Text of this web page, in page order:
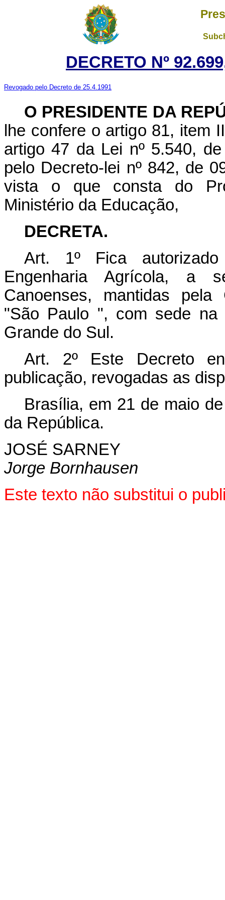
DECRETO Nº
Revogado pelo Decreto de 25.4.1991
O PRESIDENTE DA
lhe confere o artigo 81, item
artigo 47 da Lei nº 5.540,
pelo Decreto-lei nº 842, de
vista o que consta do
Ministério da Educação,
DECRETA.
Art. 1º Fica
Engenharia Agrícola, a
Canoenses, mantidas pela
"São Paulo ", com sede
Grande do Sul.
Art. 2º Este Decreto
publicação, revogadas as
Brasília, em 21 de maio
da República.
JOSÉ SARNEY
Jorge Bornhausen
Este texto não substitui o